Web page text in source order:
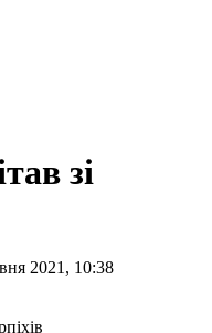
зі
2021, 10:38